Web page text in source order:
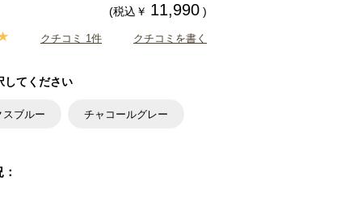
(税込￥ 11,990 )
クチコミ 1件 クチコミを書く
してください
スブルー チャコールグレー